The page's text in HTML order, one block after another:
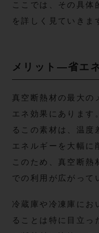
ここでは、その具体
を詳しく見ていきま
メリット—省エ
真空断熱材の最大の
エネ効果にあります
るこの素材は、温度
エネルギーを大幅に
このため、真空断熱
での利用が広がって
冷蔵庫や冷凍庫にお
ることは特に目立っ